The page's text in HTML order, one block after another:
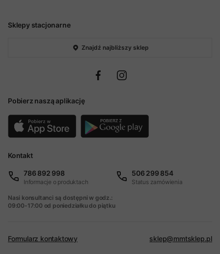
Sklepy stacjonarne
Znajdź najbliższy sklep
Pobierz naszą aplikację
Kontakt
786 892 998
Informacje o produktach
506 299 854
Status zamówienia
Nasi konsultanci są dostępni w godz.:
09:00-17:00 od poniedziałku do piątku
Formularz kontaktowy sklep@mmtsklep.pl